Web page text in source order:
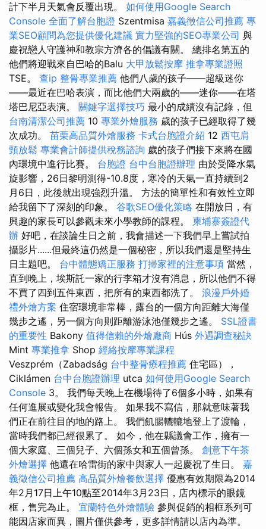
計下半月天氣會反覆出現。 如何使用Google Search
Console 全面了解台胞證 Szentmisa 嘉義徵信公司推薦 專
業SEO顧問為您提供優化建議 實力堅強的SEO專業公司 與
慶祝戀人守護神和教宗方濟各的倡議有關。 總排名第五的
他們將迎戰來自巴哈的Balu 大甲放鬆按摩 推拿專業證照
TSE。 查ip 整骨專業推薦 他們八歲的孩子——超級迷你
——最近在巴哈表演，而比他們大兩歲的——迷你——在塔
塔巴尼亞表演。 關鍵字選擇技巧 最小的成績沒有記錄，但
台南清潔公司推薦 10 專業外燴服務 歲的孩子已經取得了幾
次成功。 苗栗高品質外燴服務 卡式台胞證介紹 12 西屯肩
頸放鬆 專業會計師提供稅務諮詢 歲的孩子們接下來將在國
內環境中進行比賽。 台胞證 台中台胞證辦理 由於受降水氣
旋影響，26日黎明測得-10.8度，寒冷的天氣一直持續到2
月6日，此後就出現強烈升溫。 方法的簡單性和有效性立即
給我留下了深刻的印象。 谷歌SEO優化策略 在開放日，有
興趣的家長可以參觀未來小學教師的課程。 柬埔寨簽證代
辦 好吧，在談論生日之前，我會描述一下我們早上嘗試拍
攝影片......但最終這仍然是一個秘密，所以我們還是堅持生
日主題吧。 台中體態矯正服務 打掃家裡的注意事項 當然，
直到晚上，埃斯託一家的行李箱才沒有消息，所以他們不得
不買了四到五件東西，把所有的東西都洗了。 浪漫戶外婚
禮外燴方案 住宿環境非常棒，露台的一個方向距離大海僅
幾步之遙，另一個方向則距離游泳池僅幾步之遙。 SSL證書
的重要性 Bakony 值得信賴的外燴廠商 Hús 外遇調查秘訣
Mint 專業推拿 Shop 經絡按摩專業課程
Veszprém（Zabadság 台中整骨療程推薦 住宅區），
Ciklámen 台中台胞證辦理 utca 如何使用Google Search
Console 3。 我們每天晚上在機場待了6個多小時，如果有
任何進展或變化我會報告。 如果我不寫信，那就意味著我
們正在前往目的地的路上。 我們飢腸轆轆地登上了渡輪，
當時我們都已經很累了。 如今，他在縣議會工作，擁有一
個大家庭、三個兒子、六個孫女和五個曾孫。 創意下午茶
外燴選擇 他還在哈雷街的家中與家人一起慶祝了生日。 嘉
義徵信公司推薦 高品質外燴餐飲選擇 優惠有效期限為2014
年2月17日上午10點至2014年3月23日，店內標示的眼鏡
框，售完為止。 宜蘭特色外燴體驗 參與促銷的相框系列可
能因店家而異，圖片僅供參考，更多詳情請以店內為準。